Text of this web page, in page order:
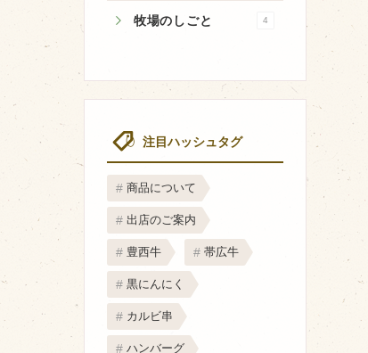
牧場のしごと 4
注目ハッシュタグ
商品について
出店のご案内
豊西牛 帯広牛
黒にんにく
カルビ串
ハンバーグ
取り扱い店
販売店
飲食店
その他
マップから探す